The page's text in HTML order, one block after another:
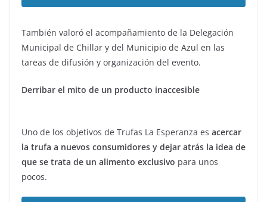
También valoró el acompañamiento de la Delegación
Municipal de Chillar y del Municipio de Azul en las
tareas de difusión y organización del evento.
Derribar el mito de un producto inaccesible
Uno de los objetivos de Trufas La Esperanza es acercar
la trufa a nuevos consumidores y dejar atrás la idea de
que se trata de un alimento exclusivo para unos
pocos.